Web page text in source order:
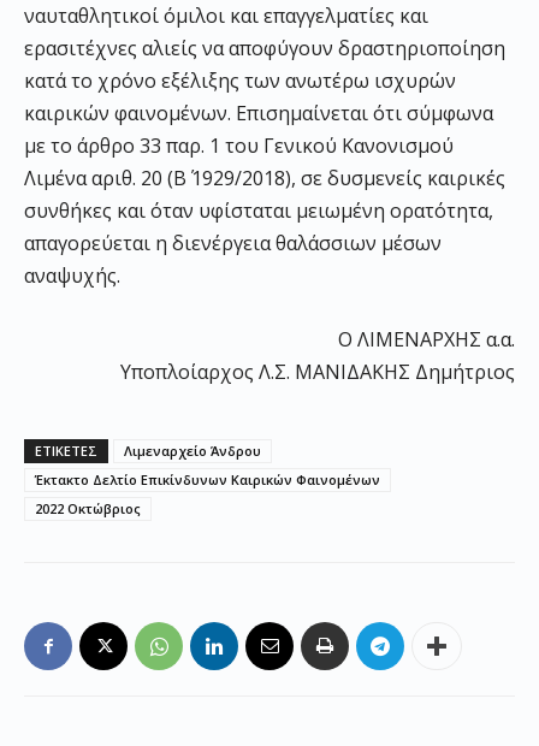
ναυταθλητικοί όμιλοι και επαγγελματίες και
ερασιτέχνες αλιείς να αποφύγουν δραστηριοποίηση
κατά το χρόνο εξέλιξης των ανωτέρω ισχυρών
καιρικών φαινομένων. Επισημαίνεται ότι σύμφωνα
με το άρθρο 33 παρ. 1 του Γενικού Κανονισμού
Λιμένα αριθ. 20 (Β΄ 1929/2018), σε δυσμενείς καιρικές
συνθήκες και όταν υφίσταται μειωμένη ορατότητα,
απαγορεύεται η διενέργεια θαλάσσιων μέσων
αναψυχής.
Ο ΛΙΜΕΝΑΡΧΗΣ α.α.
Υποπλοίαρχος Λ.Σ. ΜΑΝΙΔΑΚΗΣ Δημήτριος
ΕΤΙΚΕΤΕΣ
Λιμεναρχείο Άνδρου
Έκτακτο Δελτίο Επικίνδυνων Καιρικών Φαινομένων
2022 Οκτώβριος